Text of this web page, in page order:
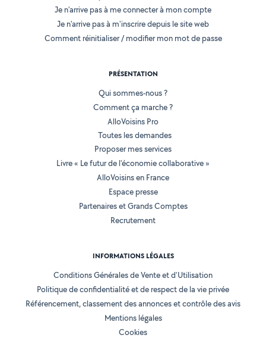
Je n'arrive pas à me connecter à mon compte
Je n'arrive pas à m'inscrire depuis le site web
Comment réinitialiser / modifier mon mot de passe
PRÉSENTATION
Qui sommes-nous ?
Comment ça marche ?
AlloVoisins Pro
Toutes les demandes
Proposer mes services
Livre « Le futur de l'économie collaborative »
AlloVoisins en France
Espace presse
Partenaires et Grands Comptes
Recrutement
INFORMATIONS LÉGALES
Conditions Générales de Vente et d'Utilisation
Politique de confidentialité et de respect de la vie privée
Référencement, classement des annonces et contrôle des avis
Mentions légales
Cookies